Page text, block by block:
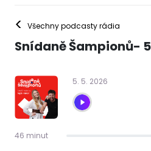
< Všechny podcasty rádia
Snídaně Šampionů-
5. 5. 2026
46 minut